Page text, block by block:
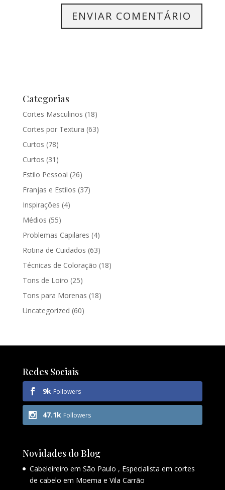
Categorias
Cortes Masculinos (18)
Cortes por Textura (63)
Curtos (78)
Curtos (31)
Estilo Pessoal (26)
Franjas e Estilos (37)
Inspirações (4)
Médios (55)
Problemas Capilares (4)
Rotina de Cuidados (63)
Técnicas de Coloração (18)
Tons de Loiro (25)
Tons para Morenas (18)
Uncategorized (60)
Redes Sociais
9k Followers
47.1k Followers
Novidades do Blog
Cabeleireiro em São Paulo , Especialista em cortes
de cabelo em Moema e Vila Carrão